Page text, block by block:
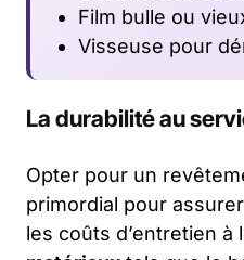
Film bulle ou
Visseuse pour
La durabilité au
Opter pour un
primordial pour
les coûts d’entretien à